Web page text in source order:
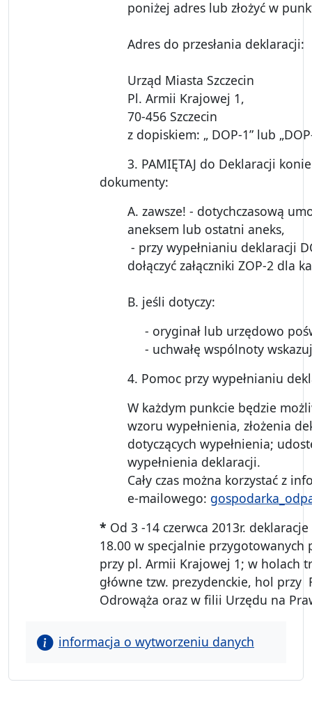
poniżej adres lub złożyć w
Adres do przesłania deklaracji:
Urząd Miasta Szczecin
Pl. Armii Krajowej 1,
70-456 Szczecin
z dopiskiem: „ DOP-1” lub
3. PAMIĘTAJ do Deklaracji
dokumenty:
A. zawsze! - dotychczasową
aneksem lub ostatni aneks,
- przy wypełnianiu deklaracji
dołączyć załączniki ZOP-2 dla
B. jeśli dotyczy:
- oryginał lub urzędowo
- uchwałę wspólnoty
4. Pomoc przy wypełnianiu
W każdym punkcie będzie
wzoru wypełnienia, złożenia
dotyczących wypełnienia;
wypełnienia deklaracji.
Cały czas można korzystać z
e-mailowego:
* Od 3 -14 czerwca 2013r.
18.00 w specjalnie przygotowanych
przy pl. Armii Krajowej 1; w holach
główne tzw. prezydenckie, hol
Odrowąża oraz w filii Urzędu na
informacja o wytworzeniu danych